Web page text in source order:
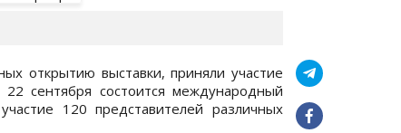
открытию выставки, приняли участие
сентября состоится международный
120 представителей различных